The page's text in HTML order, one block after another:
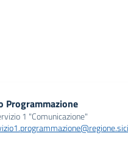
Programmazione
1 "Comunicazione"